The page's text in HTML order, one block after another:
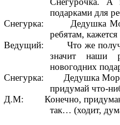
подарками для
Снегурка: Дедушка
ребятам,
Ведущий: Что же
значит наши
новогодних
Снегурка: Дедушка
придумай что-
Д.М: Конечно, придумаю.
так… (ходит,
Вот